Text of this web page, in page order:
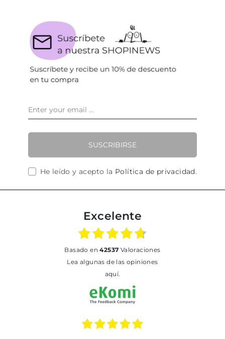
SUSCRIBIRSE
He leído y acepto la Política de privacidad.
Excelente
basado en42537 Valoraciones
Lea algunas de las opiniones
aquí.